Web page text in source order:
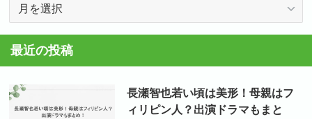
カ
イ
最近の投稿
長瀬智也若い頃は美形！母親はフ
ィリピン人？出演ドラマもまと